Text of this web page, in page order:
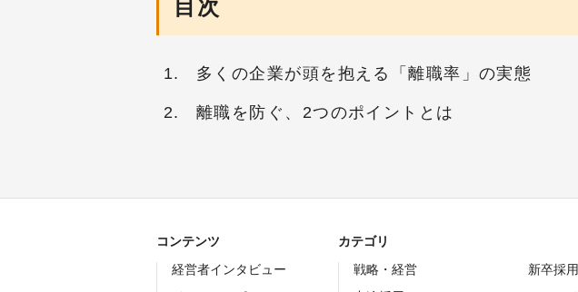
目次
多くの企業が頭を抱える「離職率」の実態
離職を防ぐ、2つのポイントとは
コンテンツ
経営者インタビュー
カテゴリ
戦略・経営
新卒採用